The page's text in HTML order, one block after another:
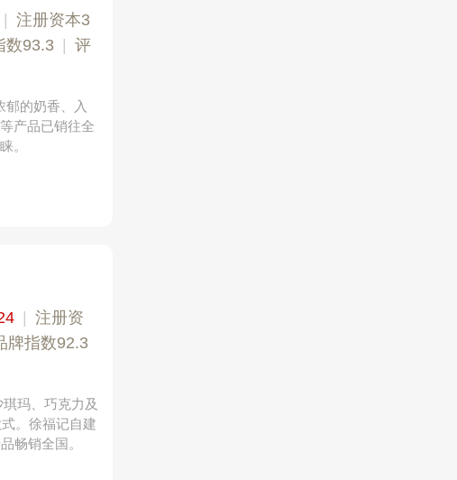
注册资本3
数93.3
评
郁的奶香、入
产品已销往全
。
注册资
牌指数92.3
玛、巧克力及
。徐福记自建
畅销全国。